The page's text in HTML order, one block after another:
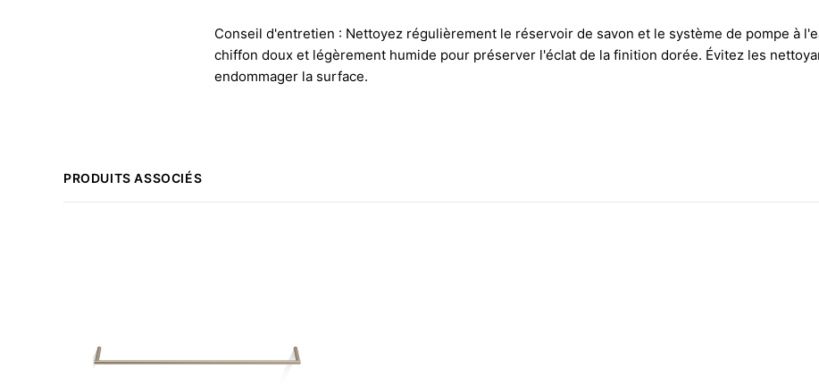
Conseil d'entretien : Nettoyez régulièrement le réservoir de savon et le système de pompe à
chiffon doux et légèrement humide pour préserver l'éclat de la finition dorée. Évitez les
endommager la surface.
PRODUITS ASSOCIÉS